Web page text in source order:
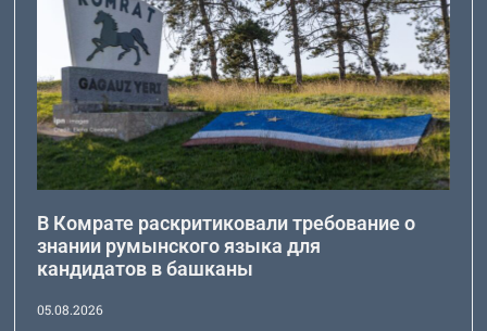
В Комрате раскритиковали требование о
знании румынского языка для
кандидатов в башканы
05.08.2026